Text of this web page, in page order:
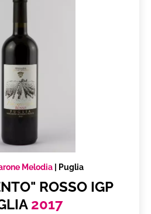
Melodia Puglia
ROSSO IGP
2017